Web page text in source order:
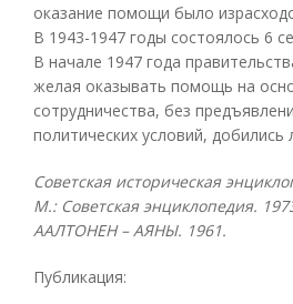
оказание помощи было
В 1943-1947 годы состоялось 6
В начале 1947 года
желая оказывать помощь на
сотрудничества, без
политических условий,
Советская историческая
М.: Советская энциклопедия.
ААЛТОНЕН – АЯНЫ. 1961.
Публикация: